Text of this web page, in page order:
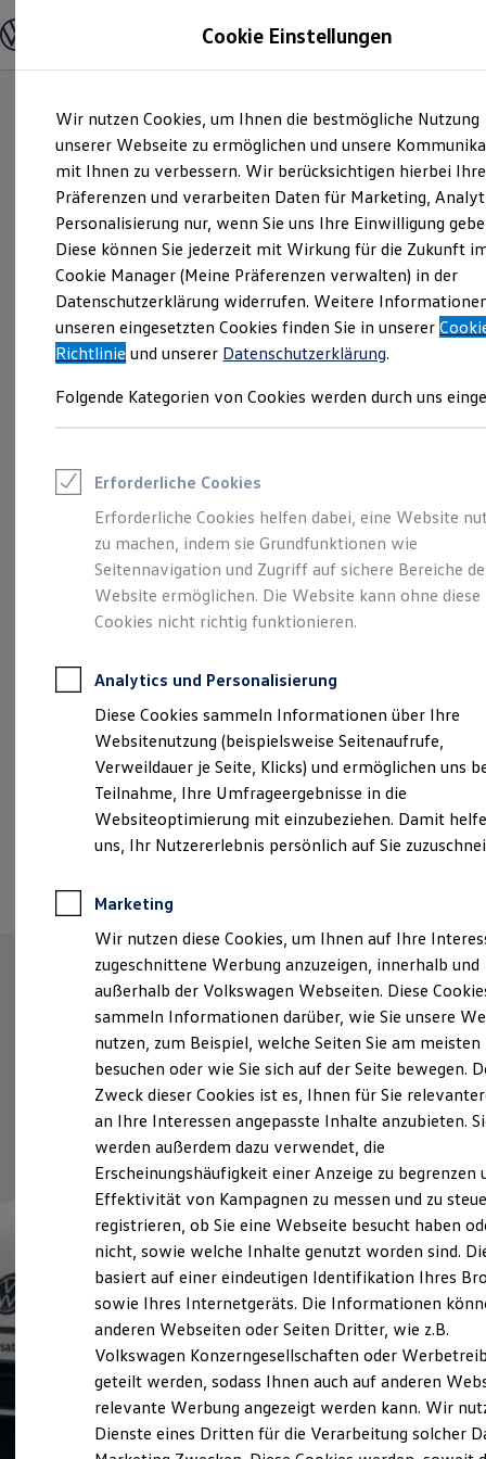
Hauptinhalt
springen
Footer
springen
Modelle und Konfigurator
Modelle vergleichen
Elektroautos
ENERGY Sondermodelle
Nutzfahrzeuge
SUV und CUV
Familienautos
Kombis
Kompaktwagen
Sportwagen
Schnell verfügbare Fahrzeuge
Angebote und Produkte
Aktuelle Angebote
E-Auto-Förderung
Volkswagen Marktplatz
Junge Gebrauchtwagen und Gebrauchtwagen
Saisonangebote
Leasing
Leasing-Angebote
Gebrauchtwagen Leasing
Junge Gebrauchtwagen-Leasing
Elektroauto Leasing
Kleinwagen-Leasing
Leasing ohne Anzahlung
Autokredit mit Schlussrate
Versicherungen und Garantien
Kfz-Versicherung
Restschuldversicherungen
Garantien
Wartungsverträge
Geschäftskunden
Professional Class bei Volkswagen
Großkunden
Behörden
Anpfiff zum Gewinn
Elektroautos
ID. Tutorials
Elektrofahrzeugkonzepte
Reichweite
Reichweite der ID. Modelle
Reichweite im Winter
Laden
Laden unterwegs
Laden Zuhause
Ladezeitensimulator
Batterie
Sicherheit
Garantie und Lebensdauer
Nachhaltigkeit
Technologie
Kosten und Kauf
Verbrauchskosten
Kaufoptionen
E-Auto-Förderung
Software und Konnektivität
Die ID. Software 6
ID. Software Versionen und Updates
Digitale Extras
Schnittstellen zu Ihrem ID.
Eleganzschön
großartig. Der Passat.
Cookie Einstellungen
Wir nutzen Cookies, um Ihnen die bestmögliche Nutzung
unserer Webseite zu ermöglichen und unsere
mit Ihnen zu verbessern. Wir berücksichtigen hierbei Ihre
Präferenzen und verarbeiten Daten für Marketing,
Personalisierung nur, wenn Sie uns Ihre Einwilligung
Diese können Sie jederzeit mit Wirkung für die Zukunft
Cookie Manager (Meine Präferenzen verwalten) in der
Datenschutzerklärung widerrufen. Weitere
unseren eingesetzten Cookies finden Sie in unserer
Richtlinie und unserer Datenschutzerklärung.
Folgende Kategorien von Cookies werden durch uns
Erforderliche Cookies
Erforderliche Cookies helfen dabei, eine Website
zu machen, indem sie Grundfunktionen wie
Seitennavigation und Zugriff auf sichere Bereiche
Website ermöglichen. Die Website kann ohne diese
Cookies nicht richtig funktionieren.
Analytics und Personalisierung
Diese Cookies sammeln Informationen über Ihre
Websitenutzung (beispielsweise Seitenaufrufe,
Verweildauer je Seite, Klicks) und ermöglichen uns
Teilnahme, Ihre Umfrageergebnisse in die
Websiteoptimierung mit einzubeziehen. Damit
uns, Ihr Nutzererlebnis persönlich auf Sie
Marketing
Wir nutzen diese Cookies, um Ihnen auf Ihre
zugeschnittene Werbung anzuzeigen, innerhalb und
außerhalb der Volkswagen Webseiten. Diese
sammeln Informationen darüber, wie Sie unsere
nutzen, zum Beispiel, welche Seiten Sie am meisten
besuchen oder wie Sie sich auf der Seite bewegen.
Zweck dieser Cookies ist es, Ihnen für Sie
an Ihre Interessen angepasste Inhalte anzubieten.
werden außerdem dazu verwendet, die
Erscheinungshäufigkeit einer Anzeige zu begrenzen
Effektivität von Kampagnen zu messen und zu
registrieren, ob Sie eine Webseite besucht haben
nicht, sowie welche Inhalte genutzt worden sind.
basiert auf einer eindeutigen Identifikation Ihres
sowie Ihres Internetgeräts. Die Informationen
anderen Webseiten oder Seiten Dritter, wie z.B.
Volkswagen Konzerngesellschaften oder
geteilt werden, sodass Ihnen auch auf anderen
relevante Werbung angezeigt werden kann. Wir
Dienste eines Dritten für die Verarbeitung solcher